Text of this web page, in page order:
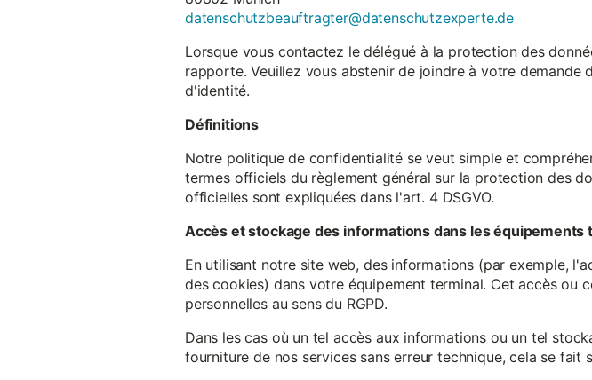
datenschutzbeauftragter@datenschutzexperte.de
Lorsque vous contactez le délégué à la protection des
rapporte. Veuillez vous abstenir de joindre à votre
d'identité.
Définitions
Notre politique de confidentialité se veut simple et
termes officiels du règlement général sur la protection des
officielles sont expliquées dans l'art. 4 DSGVO.
Accès et stockage des informations dans les équipements
En utilisant notre site web, des informations (par exemple,
des cookies) dans votre équipement terminal. Cet accès ou
personnelles au sens du RGPD.
Dans les cas où un tel accès aux informations ou un tel
fourniture de nos services sans erreur technique, cela se fait